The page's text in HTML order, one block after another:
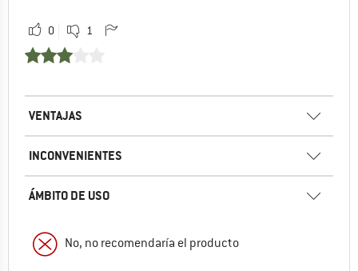
0 1
VENTAJAS
INCONVENIENTES
ÁMBITO DE USO
No, no recomendaría el producto